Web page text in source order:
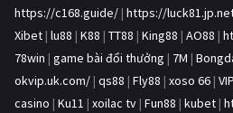
https://c168.guide/ | https://
Xibet | lu88 | K88 | TT88 | King88 | AO88 |
78win | game bài đổi thưởng | 7M |
okvip.uk.com/ | qs88 | Fly88 | xoso 66 |
casino | Ku11 | xoilac tv | Fun88 | kubet |